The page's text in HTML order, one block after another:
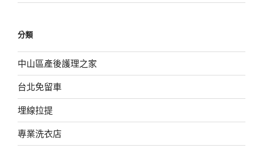
分類
中山區產後護理之家
台北免留車
埋線拉提
專業洗衣店